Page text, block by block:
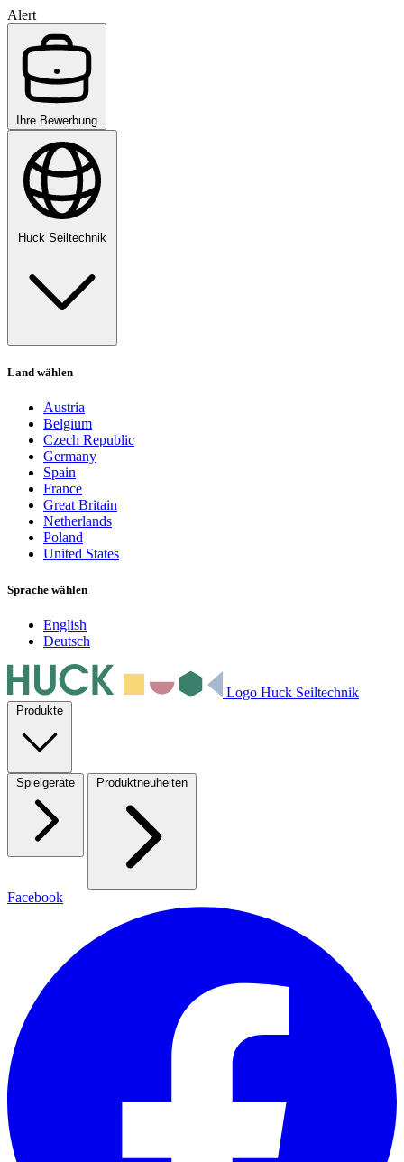
Alert
Ihre Bewerbung
Huck Seiltechnik
Land wählen
Austria
Belgium
Czech Republic
Germany
Spain
France
Great Britain
Netherlands
Poland
United States
Sprache wählen
English
Deutsch
Logo Huck Seiltechnik
Produkte
Spielgeräte Produktneuheiten
Facebook